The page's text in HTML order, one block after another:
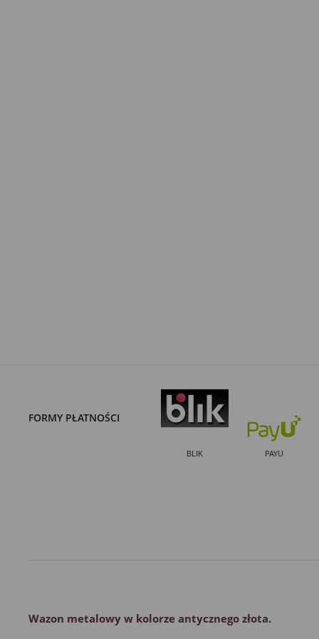
FORMY PŁATNOŚCI
BLIK PAYU
Wazon metalowy w kolorze antycznego złota.